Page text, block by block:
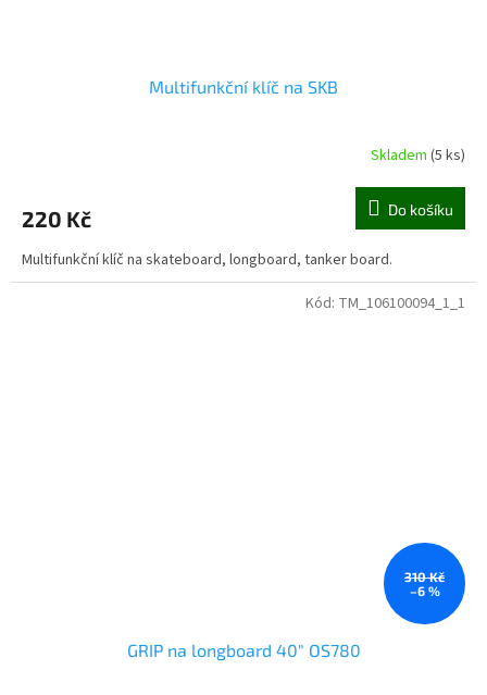
Multifunkční klíč na SKB
Skladem (5 ks)
220 Kč Do košíku
Multifunkční klíč na skateboard, longboard, tanker board.
310 Kč
–6 %
GRIP na longboard 40" OS780
Kód: TM_106100094_1_1